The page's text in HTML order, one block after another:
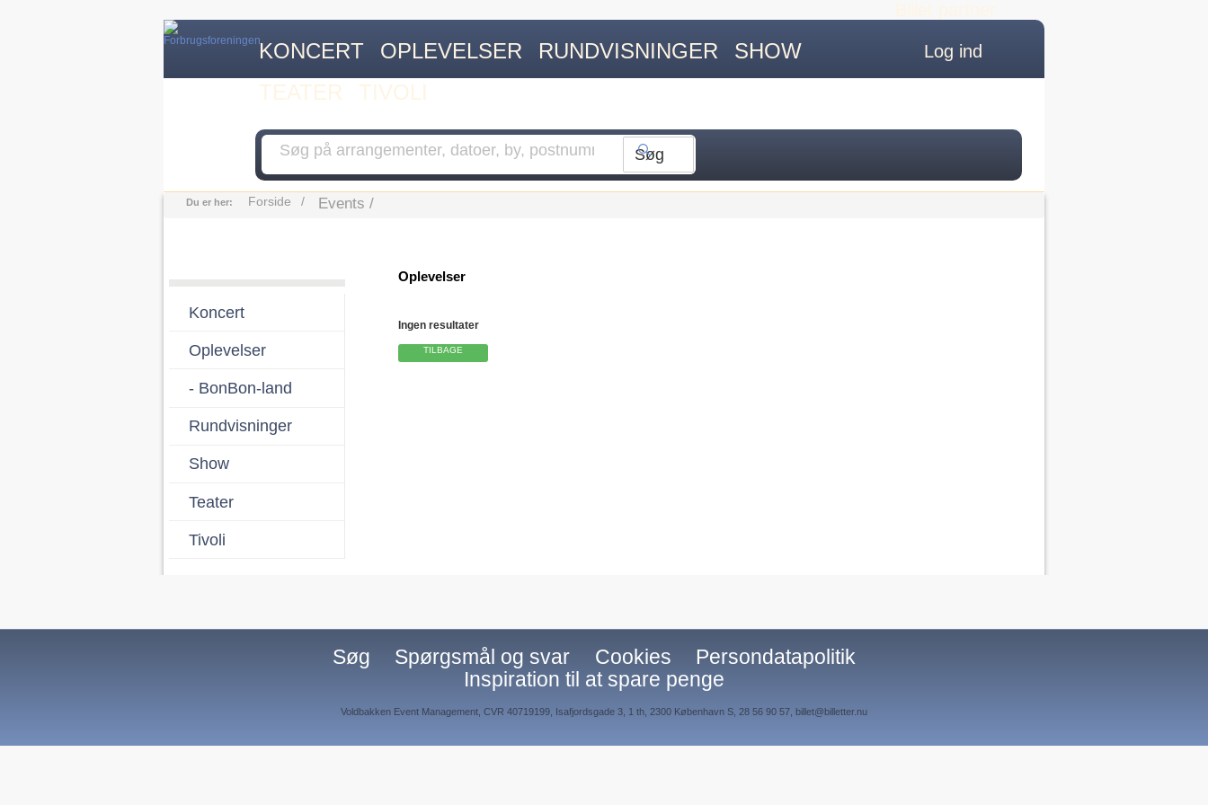
KONCERT OPLEVELSER RUNDVISNINGER
SHOW
TEATER
TIVOLI
Log ind
Du er her: Forside Events
Koncert
Oplevelser
- BonBon-land
Rundvisninger
Show
Teater
Tivoli
Oplevelser
Ingen resultater
TILBAGE
Søg Spørgsmål og svar Cookies
Persondatapolitik
Inspiration til at spare penge
Voldbakken Event Management, CVR 40719199, Isafjordsgade 3, 1 th, 2300 København S, 28 56 90 57, billet@billetter.nu